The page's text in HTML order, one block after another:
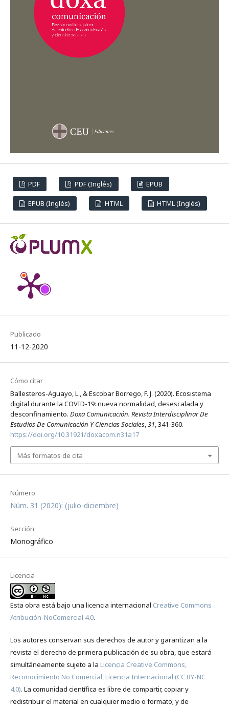
PDF PDF (Inglés) EPUB
EPUB (Inglés) HTML HTML (Inglés)
Publicado
11-12-2020
Número
Núm. 31 (2020): (julio-diciembre)
Sección
Monográfico
Licencia
Esta obra está bajo una licencia internacional Creative Commons
Atribución-NoComercial 4.0.
Los autores conservan sus derechos de autor y garantizan a la
revista el derecho de primera publicación de su obra, que estará
simultáneamente sujeto a la Licencia Creative Commons,
Reconocimiento No Comercial, Licencia Internacional (CC BY-NC
4.0). La comunidad científica es libre de compartir, copiar y
redistribuir el material en cualquier medio o formato; y de
Cómo citar
Ballesteros-Aguayo, L., & Escobar Borrego, F. J. (2020). Ecosistema
digital durante la COVID-19: nueva normalidad, desescalada y
desconfinamiento. Doxa Comunicación. Revista Interdisciplinar De
Estudios De Comunicación Y Ciencias Sociales,31, 341-360.
https://doi.org/10.31921/doxacom.n31a17
Más formatos de cita